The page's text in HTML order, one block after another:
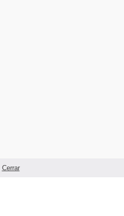
Cerrar